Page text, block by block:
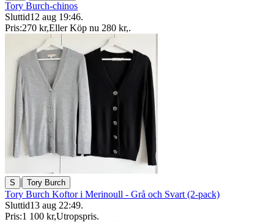
Tory Burch-chinos
Sluttid12 aug 19:46.
Pris:270 kr,Eller Köp nu 280 kr,.
S | Tory Burch
Tory Burch Koftor i Merinoull - Grå och Svart (2-pack)
Sluttid13 aug 22:49.
Pris:1 100 kr,Utropspris.